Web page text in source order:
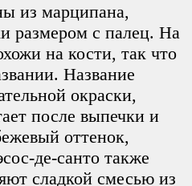
из марципана,
размером с палец. На
на кости, так что
Название
окраски,
после выпечки и
оттенок,
де-санто также
сладкой смесью из